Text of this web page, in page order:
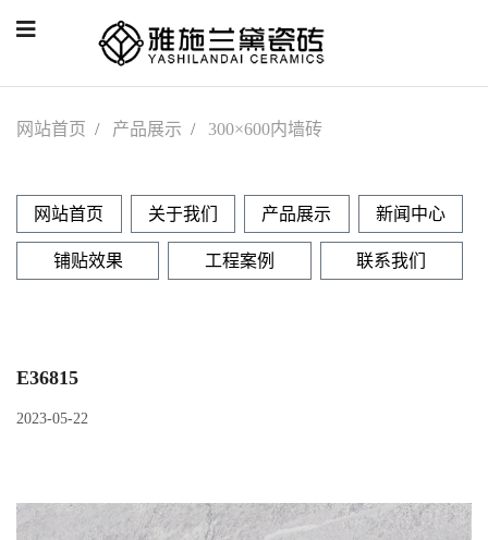
网站首页 产品展示 300×600内墙砖
网站首页 关于我们 产品展示 新闻中心
铺贴效果 工程案例 联系我们
E36815
2023-05-22